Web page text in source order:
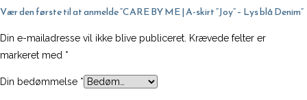
Vær den første til at anmelde “CARE BY ME | A-skirt “Joy” – Lys blå Denim”
Din e-mailadresse vil ikke blive publiceret. Krævede felter er
markeret med *
Din bedømmelse *